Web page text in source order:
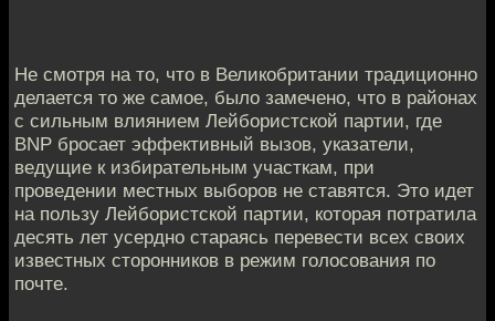
Не смотря на то, что в Великобритании традиционно
делается то же самое, было замечено, что в районах
с сильным влиянием Лейбористской партии, где
BNP бросает эффективный вызов, указатели,
ведущие к избирательным участкам, при
проведении местных выборов не ставятся. Это идет
на пользу Лейбористской партии, которая потратила
десять лет усердно стараясь перевести всех своих
известных сторонников в режим голосования по
почте.